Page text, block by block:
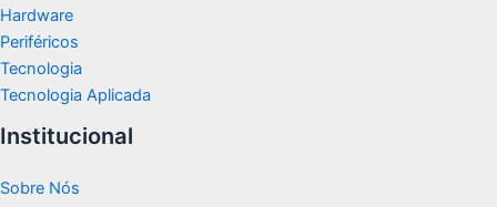
Hardware
Periféricos
Tecnologia
Tecnologia Aplicada
Institucional
Sobre Nós